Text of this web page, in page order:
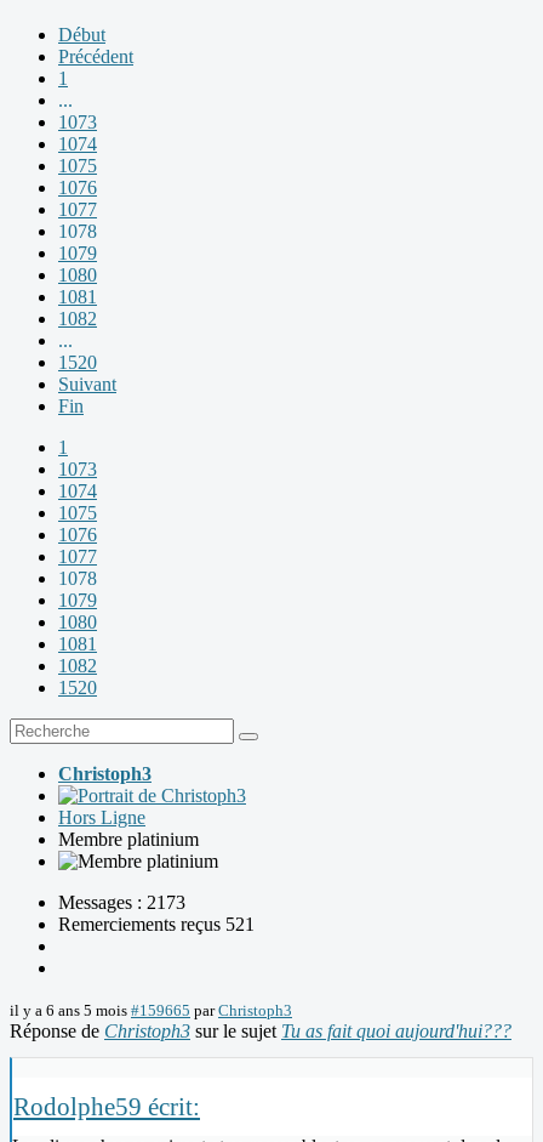
Début
Précédent
1
...
1073
1074
1075
1076
1077
1078
1079
1080
1081
1082
...
1520
Suivant
Fin
1
1073
1074
1075
1076
1077
1078
1079
1080
1081
1082
1520
Christoph3
Hors Ligne
Membre platinium
Messages : 2173
Remerciements reçus 521
il y a 6 ans 5 mois #159665 parChristoph3
Réponse de Christoph3 sur le sujet Tu as fait quoi aujourd'hui???
Rodolphe59 écrit: